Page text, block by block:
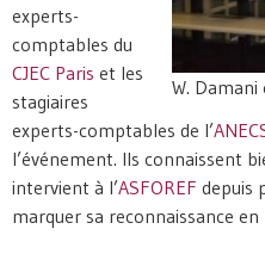
W. Damani
experts-
comptables du
CJEC Paris et les
stagiaires
experts-comptables de l’
l’événement. Ils connaissent
intervient à l’ASFOREF depuis
marquer sa reconnaissance